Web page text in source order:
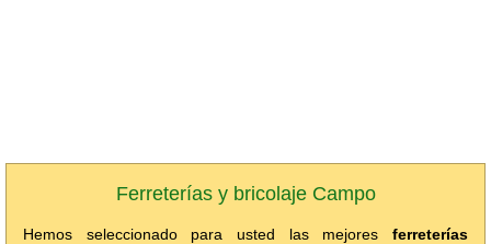
Ferreterías y bricolaje Campo
Hemos seleccionado para usted las mejores ferreterías